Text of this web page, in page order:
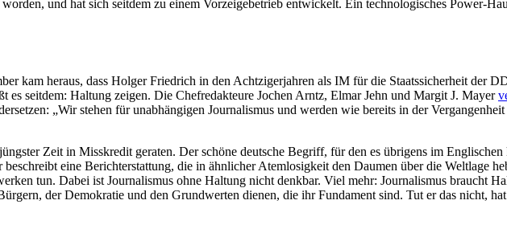
und hat sich seitdem zu einem Vor­zei­ge­be­trieb ent­wi­ckelt. Ein tech­no­lo­gi­sches Power-
kam heraus, dass Holger Fried­rich in den Acht­zi­ger­jah­ren als IM für die Staats­si­cher­heit der
es seitdem: Haltung zeigen. Die Chef­re­dak­teure Jochen Arntz, Elmar Jehn und Margit J. Mayer
„Wir stehen für unab­hän­gi­gen Jour­na­lis­mus und werden wie bereits in der
Zeit in Miss­kre­dit geraten. Der schöne deut­sche Begriff, für den es übri­gens im
eine Bericht­erstat­tung, die in ähn­li­cher Atem­lo­sig­keit den Daumen über die Welt­lage
tun. Dabei ist Jour­na­lis­mus ohne Haltung nicht denkbar. Viel mehr: Jour­na­lis­mus braucht
der Demo­kra­tie und den Grund­wer­ten dienen, die ihr Fun­da­ment sind. Tut er das nicht,